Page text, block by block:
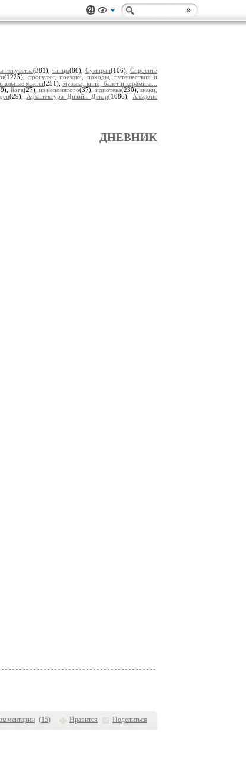
искусства(381),танцы(86),Сумиран(106), Спросите
(1225), прогулки, поездки, походы, путешествия и
мысли(251), музыка, кино, балет и керамика...
йога(27),из непонятого(37), идиотека(230), знаки,
(29), Архитектура Дизайн Декор(1086), Альфонс
(15) Нравится Поделиться
ДНЕВНИК